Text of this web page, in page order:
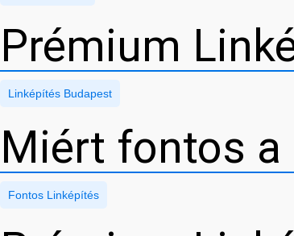
Prémium
Linképítés Budapest
Miért fontos
Fontos Linképítés